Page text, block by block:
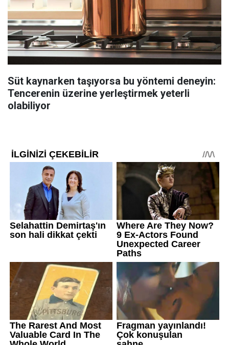
Süt kaynarken taşıyorsa bu yöntemi deneyin:
Tencerenin üzerine yerleştirmek yeterli
olabiliyor